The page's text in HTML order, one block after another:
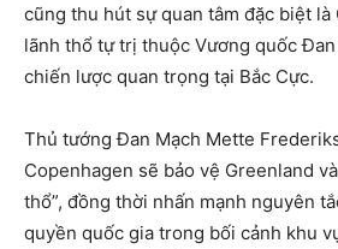
cũng thu hút sự quan tâm đặc biệt là
lãnh thổ tự trị thuộc Vương quốc
chiến lược quan trọng tại Bắc Cực.
Thủ tướng Đan Mạch Mette
Copenhagen sẽ bảo vệ Greenland
thổ”, đồng thời nhấn mạnh nguyên
quyền quốc gia trong bối cảnh khu